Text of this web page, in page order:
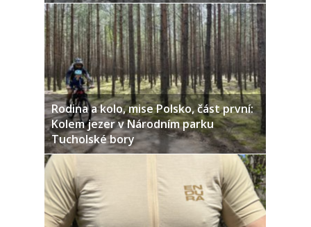
Rodina a kolo, mise Polsko, část první:
Kolem jezer v Národním parku
Tucholské bory